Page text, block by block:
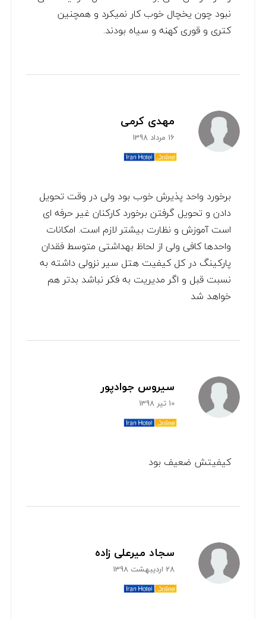
نبود چون یخچال خوب کار نمیکرد و همچنین
کتری و قوری کهنه و سیاه بودند.
مهدی کرمی
16 مرداد 1398
برخورد واحد پذیرش خوب بود ولی در وقت تحویل
دادن و تحویل گرفتن برخورد کارکنان غیر حرفه ای
است آموزش و نظارت بیشتر لازم است. امکانات
واحدها کافی ولی از لحاظ بهداشتی متوسط فقدان
پارکینگ در کل کیفیت هتل سیر نزولی داشته به
نسبت قبل و اگر مدیریت به فکر نباشد بدتر هم
خواهد شد
سیروس جوادپور
10 تیر 1398
کیفیتش ضعیف بود
سجاد میرعلی زاده
28 اردیبهشت 1398